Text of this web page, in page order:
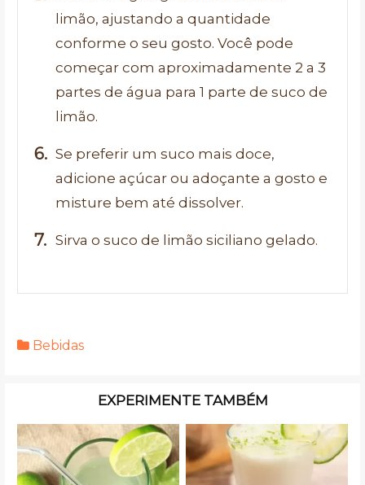
limão, ajustando a quantidade
conforme o seu gosto. Você pode
começar com aproximadamente 2 a 3
partes de água para 1 parte de suco de
limão.
Se preferir um suco mais doce,
adicione açúcar ou adoçante a gosto e
misture bem até dissolver.
Sirva o suco de limão siciliano gelado.
Bebidas
EXPERIMENTE TAMBÉM